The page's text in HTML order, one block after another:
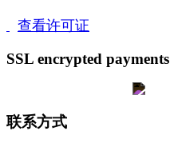
查看许可证
SSL encrypted payments
联系方式